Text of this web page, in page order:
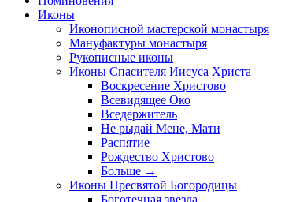
Иконы
Иконописной мастерской монастыря
Мануфактуры монастыря
Рукописные иконы
Иконы Спасителя Иисуса Христа
Воскресение Христово
Всевидящее Око
Вседержитель
Не рыдай Мене, Мати
Распятие
Рождество Христово
Больше →
Иконы Пресвятой Богородицы
Боготечная звезда